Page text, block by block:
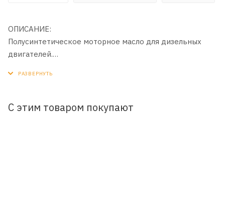
ОПИСАНИЕ:
Полусинтетическое моторное масло для дизельных
двигателей.
С этим товаром покупают